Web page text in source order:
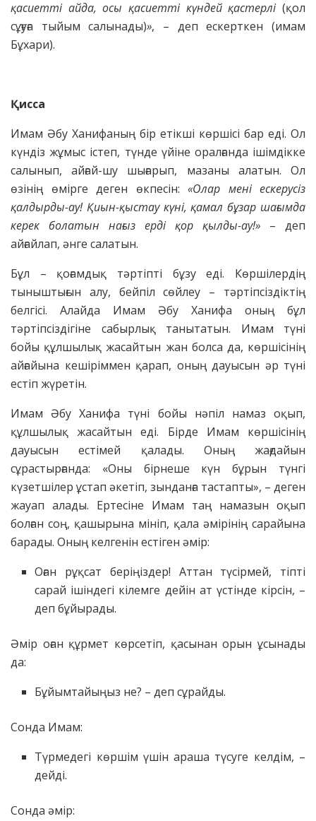
қасиетті айда, осы қасиетті күндей қастерлі(қол
сұғуға тыйым салынады)», – деп ескерткен (имам
Бұхари).
Қисса
Имам Әбу Ханифаның бір етікші көршісі бар еді. Ол
күндіз жұмыс істеп, түнде үйіне оралғанда ішімдікке
салынып, айғай-шу шығарып, мазаны алатын. Ол
өзінің өмірге деген өкпесін: «Олар мені ескерусіз
қалдырды-ау! Қиын-қыстау күні, қамал бұзар шағымда
керек болатын нағыз ерді қор қылды-ау!» – деп
айғайлап, әнге салатын.
Бұл – қоғамдық тәртіпті бұзу еді. Көршілердің
тыныштығын алу, бейпіл сөйлеу – тәртіпсіздіктің
белгісі. Алайда Имам Әбу Ханифа оның бұл
тәртіпсіздігіне сабырлық танытатын. Имам түні
бойы құлшылық жасайтын жан болса да, көршісінің
айғайына кешіріммен қарап, оның дауысын әр түні
естіп жүретін.
Имам Әбу Ханифа түні бойы нәпіл намаз оқып,
құлшылық жасайтын еді. Бірде Имам көршісінің
дауысын естімей қалады. Оның жағдайын
сұрастырғанда: «Оны бірнеше күн бұрын түнгі
күзетшілер ұстап әкетіп, зынданға тастапты», – деген
жауап алады. Ертесіне Имам таң намазын оқып
болған соң, қашырына мініп, қала әмірінің сарайына
барады. Оның келгенін естіген әмір:
Оған рұқсат беріңіздер! Аттан түсірмей, тіпті
сарай ішіндегі кілемге дейін ат үстінде кірсін, –
деп бұйырады.
Әмір оған құрмет көрсетіп, қасынан орын ұсынады
да:
Бұйымтайыңыз не? – деп сұрайды.
Сонда Имам:
Түрмедегі көршім үшін араша түсуге келдім, –
дейді.
Сонда әмір: